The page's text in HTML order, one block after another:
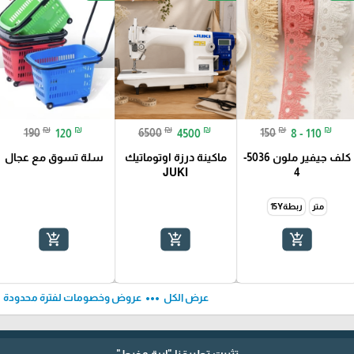
150 ₪ 8 - 110 ₪
كلف جيفير ملون 5036-
4
متر ربطة15Y
add_shopping_cart
6500 ₪ 4500 ₪
ماكينة درزة اوتوماتيك
JUKI
add_shopping_cart
190 ₪ 120 ₪
سلة تسوق مع عجال
add_shopping_cart
عرض الكل more_horiz عروض وخصومات لفترة محدودة